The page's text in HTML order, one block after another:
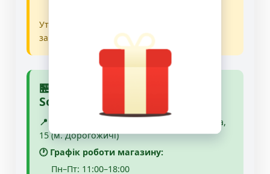
Уточнити орієнтовний термін доставки ви
завжди можете у нашого менеджера.
🏪 Самовивіз із магазину
SoundsGood (м. Київ)
📍 Адреса магазину:
м. Київ, вул. Ольжича,
15 (м. Дорогожичі)
🕐 Графік роботи магазину:
Пн–Пт: 11:00–18:00